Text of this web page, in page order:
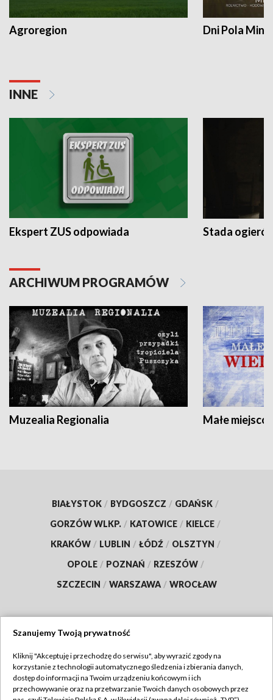
Agroregion Dni Pola
INNE
Ekspert ZUS odpowiada Stada
ARCHIWUM PROGRAMÓW
Muzealia Regionalia Małe
BIAŁYSTOK / BYDGOSZCZ / GDAŃSK /
GORZÓW WLKP. / KATOWICE / KIELCE /
KRAKÓW / LUBLIN / ŁÓDŹ / OLSZTYN /
OPOLE / POZNAŃ / RZESZÓW /
SZCZECIN / WARSZAWA / WROCŁAW
TVP
Abonament TVP
Regulamin TVP
Szanujemy Twoją prywatność
Kliknij "Akceptuję i przechodzę do serwisu", aby wyrazić zgody na
korzystanie z technologii automatycznego śledzenia i zbierania danych,
dostęp do informacji na Twoim urządzeniu końcowym i ich
przechowywanie oraz na przetwarzanie Twoich danych osobowych przez